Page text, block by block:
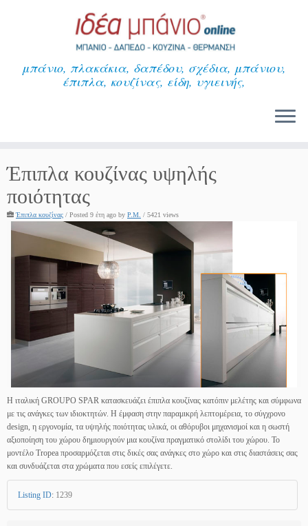
μπάνιο, πλακάκια, δαπέδου, σχέδια, μπάνιου,
έπιπλα, κουζίνας, είδη, υγιεινής,
Έπιπλα κουζίνας υψηλής
ποιότητας
Έπιπλα κουζίνας / Posted 9 έτη ago by P.M. / 5421 views
Η ιταλική GROUPO SPAR κατασκευάζει έπιπλα κουζίνας κατόπιν μελέτης και σύμφωνα
με τις ανάγκες των ιδιοκτητών. Η έμφαση στην παραμικρή λεπτομέρεια, το σύγχρονο
design, η εργονομία, τα υψηλής ποιότητας υλικά, οι αθόρυβοι μηχανισμοί και η σωστή
αξιοποίηση του χώρου δημιουργούν μια κουζίνα πραγματικό στολίδι του χώρου. Το
μοντέλο Tropea προσαρμόζεται στις δικές σας ανάγκες στο χώρο και στις διαστάσεις σας
και συνδυάζεται στα χρώματα που εσείς επιλέγετε.
Listing ID: 1239